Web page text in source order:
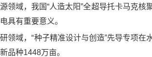
域，我国“人造太阳”全超导托卡马克核
具有重要意义。
域，“种子精准设计与创造”先导专项在
品种1448万亩。